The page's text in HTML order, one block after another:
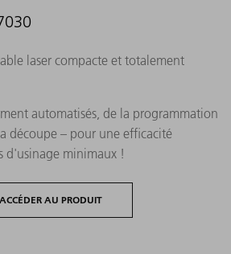
laser compacte et totalement
automatisés, de la programmation
découpe – pour une efficacité
d'usinage minimaux !
ACCÉDER AU PRODUIT